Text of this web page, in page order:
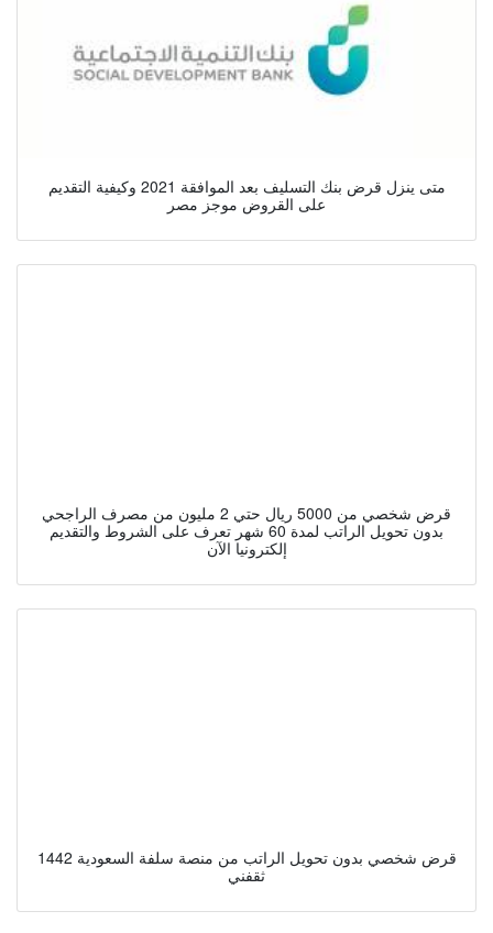
متى ينزل قرض بنك التسليف بعد الموافقة 2021 وكيفية التقديم
على القروض موجز مصر
قرض شخصي من 5000 ريال حتي 2 مليون من مصرف الراجحي
بدون تحويل الراتب لمدة 60 شهر تعرف على الشروط والتقديم
إلكترونيا الآن
قرض شخصي بدون تحويل الراتب من منصة سلفة السعودية 1442
ثقفني